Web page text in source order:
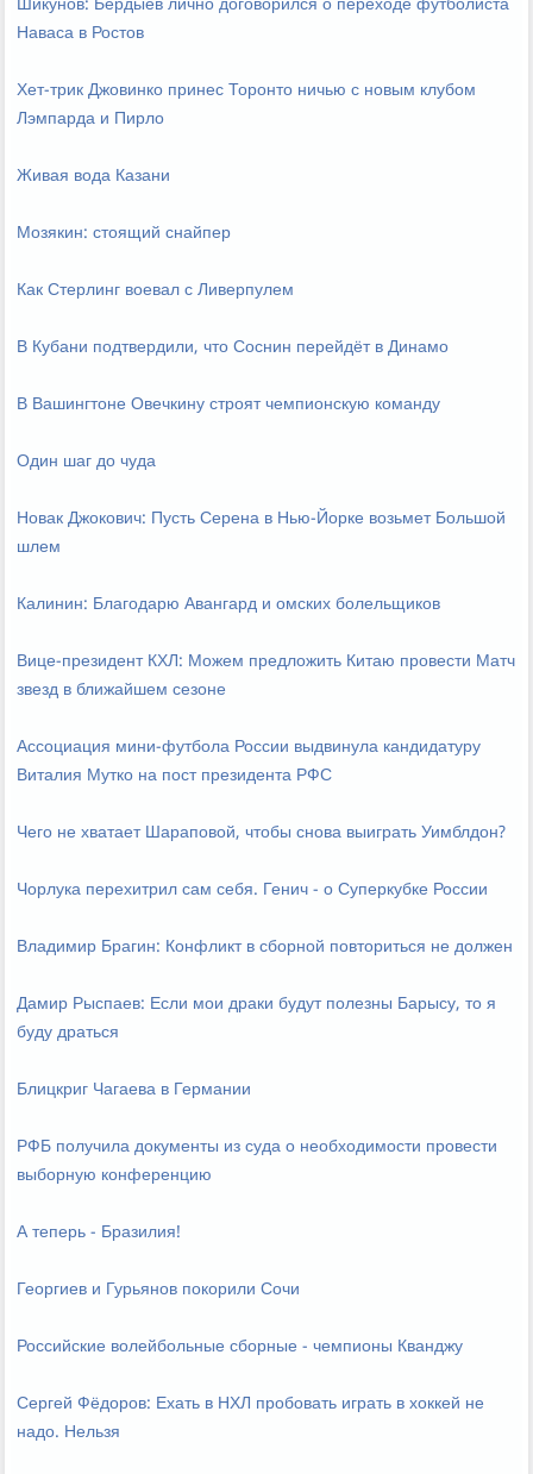
Наваса в Ростов
Хет-трик Джовинко принес Торонто ничью с новым клубом
Лэмпарда и Пирло
Живая вода Казани
Мозякин: стоящий снайпер
Как Стерлинг воевал с Ливерпулем
В Кубани подтвердили, что Соснин перейдёт в Динамо
В Вашингтоне Овечкину строят чемпионскую команду
Один шаг до чуда
Новак Джокович: Пусть Серена в Нью-Йорке возьмет Большой
шлем
Калинин: Благодарю Авангард и омских болельщиков
Вице-президент КХЛ: Можем предложить Китаю провести Матч
звезд в ближайшем сезоне
Ассоциация мини-футбола России выдвинула кандидатуру
Виталия Мутко на пост президента РФС
Чего не хватает Шараповой, чтобы снова выиграть Уимблдон?
Чорлука перехитрил сам себя. Генич - о Суперкубке России
Владимир Брагин: Конфликт в сборной повториться не должен
Дамир Рыспаев: Если мои драки будут полезны Барысу, то я
буду драться
Блицкриг Чагаева в Германии
РФБ получила документы из суда о необходимости провести
выборную конференцию
А теперь - Бразилия!
Георгиев и Гурьянов покорили Сочи
Российские волейбольные сборные - чемпионы Кванджу
Сергей Фёдоров: Ехать в НХЛ пробовать играть в хоккей не
надо. Нельзя